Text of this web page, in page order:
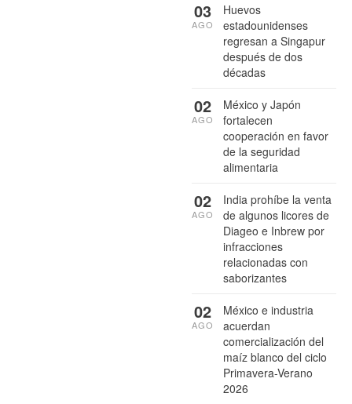
Huevos
estadounidenses
regresan a Singapur
después de dos
décadas
03
AGO
México y Japón
fortalecen
cooperación en favor
de la seguridad
alimentaria
02
AGO
India prohíbe la venta
de algunos licores de
Diageo e Inbrew por
infracciones
relacionadas con
saborizantes
02
AGO
México e industria
acuerdan
comercialización del
maíz blanco del ciclo
Primavera-Verano
2026
02
AGO